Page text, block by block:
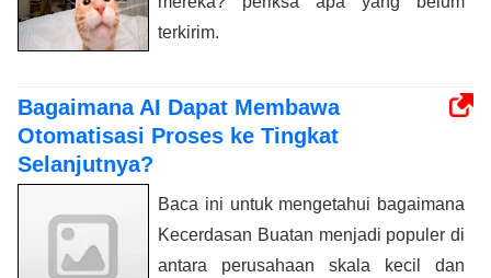
terkirim.
Bagaimana AI Dapat Membawa
Otomatisasi Proses ke Tingkat
Selanjutnya?
Baca ini untuk mengetahui bagaimana
Kecerdasan Buatan menjadi populer di
antara perusahaan skala kecil dan